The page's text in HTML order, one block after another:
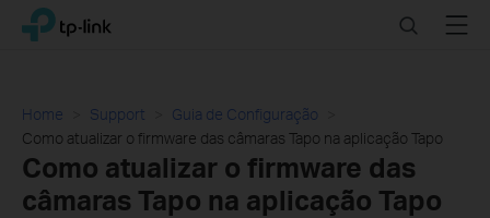
Click
navigation
TP-Link, Reliably Smart SearchMenu
Home Support
Guia de Configuração
Como atualizar o firmware das câmaras Tapo na aplicação Tapo
Como atualizar o firmware das
câmaras Tapo na aplicação Tapo